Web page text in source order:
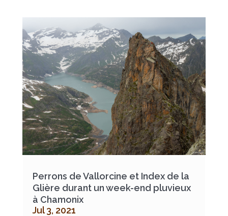
Perrons de Vallorcine et Index de la
Glière durant un week-end pluvieux
à Chamonix
Jul 3, 2021